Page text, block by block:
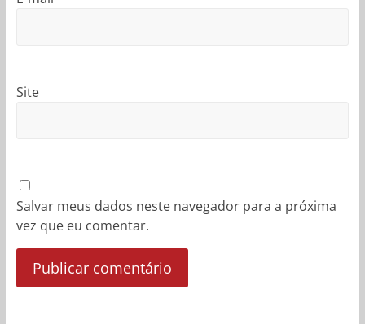
Site
Salvar meus dados neste navegador para a próxima
vez que eu comentar.